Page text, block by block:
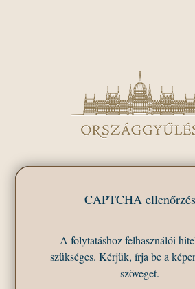
CAPTCHA ellenőrzés
A folytatáshoz felhasználói
szükséges. Kérjük, írja be a
szöveget.